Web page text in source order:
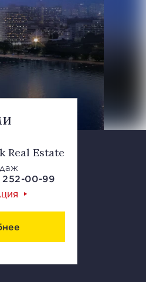
Real Estate
00-99